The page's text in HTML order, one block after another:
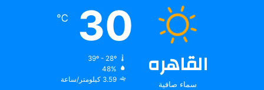
القاهره
سماء صافية
30
℃
39º - 28º
48%
3.59 كيلومتر/ساعة